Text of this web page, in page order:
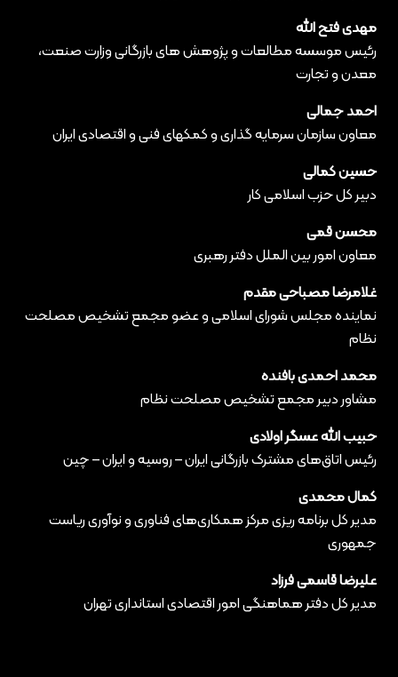
مهدی فتح الله
رئیس موسسه مطالعات و پژوهش های بازرگانی وزارت صنعت،
معدن و تجارت
احمد جمالی
معاون سازمان سرمایه گذاری و کمکهای فنی و اقتصادی ایران
حسین کمالی
دبیر کل حزب اسلامی کار
محسن قمی
معاون امور بین الملل دفتر رهبری
غلامرضا مصباحی مقدم
نماینده مجلس شورای اسلامی و عضو مجمع تشخیص مصلحت
نظام
محمد احمدی بافنده
مشاور دبیر مجمع تشخیص مصلحت نظام
حبیب الله عسگر اولادی
رئیس اتاق‌های مشترک بازرگانی ایران – روسیه و ایران – چین
کمال محمدی
مدیر کل برنامه ریزی مرکز همکاری‌های فناوری و نوآوری ریاست
جمهوری
علیرضا قاسمی فرزاد
مدیر کل دفتر هماهنگی امور اقتصادی استانداری تهران